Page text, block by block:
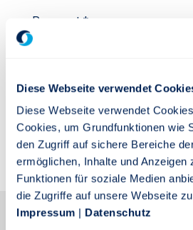
Diese Webseite verwendet
Diese Webseite verwendet
Cookies, um Grundfunktionen wie
den Zugriff auf sichere Bereiche
ermöglichen, Inhalte und Anzeigen
Funktionen für soziale Medien
die Zugriffe auf unsere Webseite
Impressum | Datenschutz
Passwort *
JETZT
Ihre Daten werden verschlüsselt
Passwort vergessen